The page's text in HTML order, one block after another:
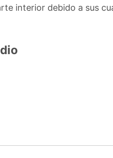
interior debido a sus